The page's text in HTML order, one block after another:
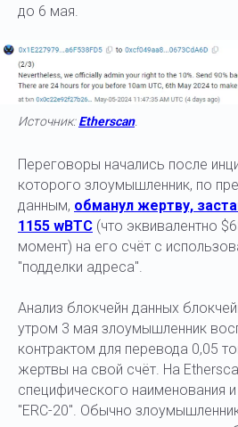
до 6 мая.
Источник:Etherscan.
Переговоры начались после
которого злоумышленник, по
данным, обманул жертву,
1155 wBTC (что эквивалентно
момент) на его счёт с
"подделки адреса".
Анализ блокчейн данных
утром 3 мая злоумышленник
контрактом для перевода 0,05
жертвы на свой счёт. На
специфического наименования
"ERC-20". Обычно